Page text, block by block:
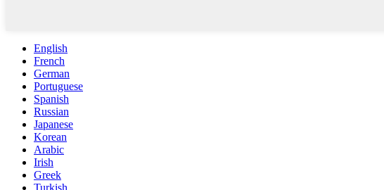
English
French
German
Portuguese
Spanish
Russian
Japanese
Korean
Arabic
Irish
Greek
Turkish